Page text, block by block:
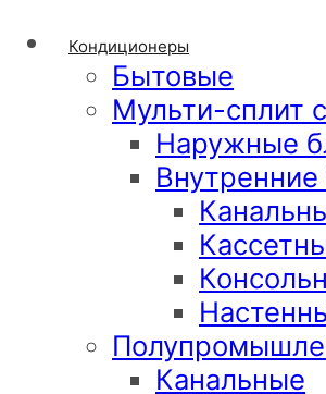
Кондиционеры
Бытовые
Мульти-сплит
Наружные
Внутренние
Канальные